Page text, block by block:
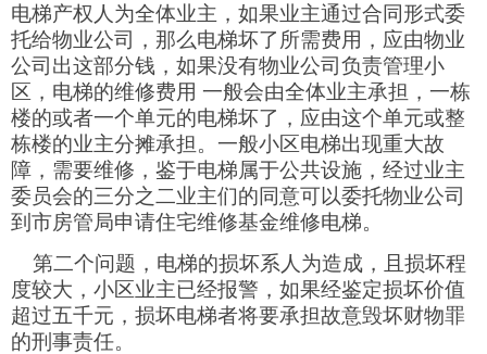
电梯产权人为全体业主，如果业主通过合同形式委
托给物业公司，那么电梯坏了所需费用，应由物业
公司出这部分钱，如果没有物业公司负责管理小
区，电梯的维修费用 一般会由全体业主承担，一栋
楼的或者一个单元的电梯坏了，应由这个单元或整
栋楼的业主分摊承担。一般小区电梯出现重大故
障，需要维修，鉴于电梯属于公共设施，经过业主
委员会的三分之二业主们的同意可以委托物业公司
到市房管局申请住宅维修基金维修电梯。
第二个问题，电梯的损坏系人为造成，且损坏程
度较大，小区业主已经报警，如果经鉴定损坏价值
超过五千元，损坏电梯者将要承担故意毁坏财物罪
的刑事责任。